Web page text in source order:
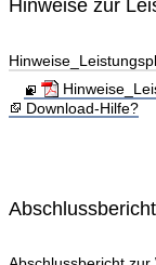
Hinweise zur
Download-Hilfe?